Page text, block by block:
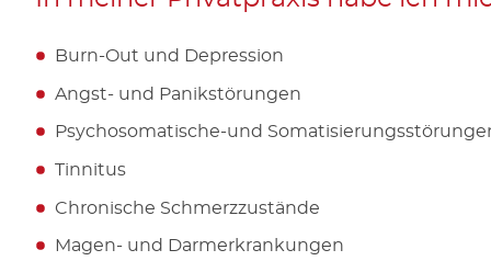
Burn-Out und Depression
Angst- und Panikstörungen
Psychosomatische-und
Tinnitus
Chronische Schmerzzustände
Magen- und Darmerkrankungen